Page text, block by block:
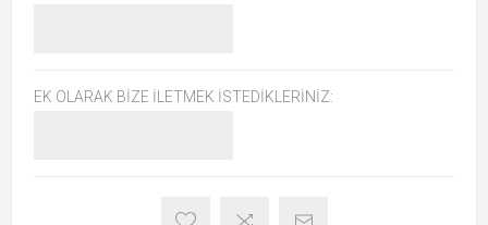
EK OLARAK BIZE İLETMEK İSTEDIKLERINIZ: